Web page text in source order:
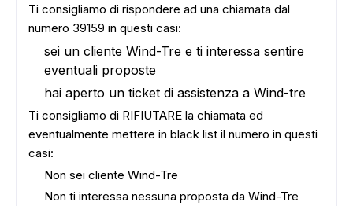
Ti consigliamo di rispondere ad una chiamata dal
numero 39159 in questi casi:
sei un cliente Wind-Tre e ti interessa sentire
eventuali proposte
hai aperto un ticket di assistenza a Wind-tre
Ti consigliamo di RIFIUTARE la chiamata ed
eventualmente mettere in black list il numero in questi
casi:
Non sei cliente Wind-Tre
Non ti interessa nessuna proposta da Wind-Tre